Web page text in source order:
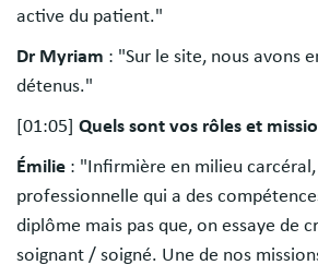
active du patient."
Dr Myriam : "Sur le site, nous avons
détenus."
[01:05] Quels sont vos rôles et
Émilie : "Infirmière en milieu
professionnelle qui a des
diplôme mais pas que, on essaye de
soignant / soigné. Une de nos